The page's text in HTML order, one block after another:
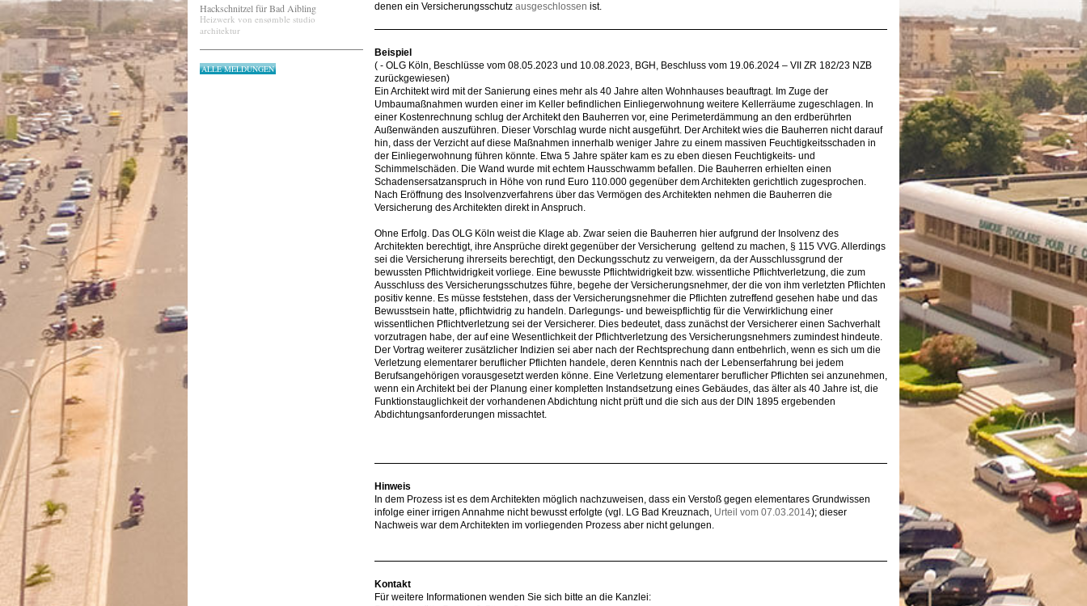
Hackschnitzel für Bad Aibling
Heizwerk von ensømble studio
architektur
ALLE MELDUNGEN
denen ein Versicherungsschutz ausgeschlossen ist.
Beispiel
( - OLG Köln, Beschlüsse vom 08.05.2023 und 10.08.2023, BGH, Beschluss vom 19.06.2024 – VII ZR 182/23 NZB
zurückgewiesen)
Ein Architekt wird mit der Sanierung eines mehr als 40 Jahre alten Wohnhauses beauftragt. Im Zuge der
Umbaumaßnahmen wurden einer im Keller befindlichen Einliegerwohnung weitere Kellerräume zugeschlagen. In
einer Kostenrechnung schlug der Architekt den Bauherren vor, eine Perimeterdämmung an den erdberührten
Außenwänden auszuführen. Dieser Vorschlag wurde nicht ausgeführt. Der Architekt wies die Bauherren nicht darauf
hin, dass der Verzicht auf diese Maßnahmen innerhalb weniger Jahre zu einem massiven Feuchtigkeitsschaden in
der Einliegerwohnung führen könnte. Etwa 5 Jahre später kam es zu eben diesen Feuchtigkeits- und
Schimmelschäden. Die Wand wurde mit echtem Hausschwamm befallen. Die Bauherren erhielten einen
Schadensersatzanspruch in Höhe von rund Euro 110.000 gegenüber dem Architekten gerichtlich zugesprochen.
Nach Eröffnung des Insolvenzverfahrens über das Vermögen des Architekten nehmen die Bauherren die
Versicherung des Architekten direkt in Anspruch.
Ohne Erfolg. Das OLG Köln weist die Klage ab. Zwar seien die Bauherren hier aufgrund der Insolvenz des
Architekten berechtigt, ihre Ansprüche direkt gegenüber der Versicherung geltend zu machen, § 115 VVG. Allerdings
sei die Versicherung ihrerseits berechtigt, den Deckungsschutz zu verweigern, da der Ausschlussgrund der
bewussten Pflichtwidrigkeit vorliege. Eine bewusste Pflichtwidrigkeit bzw. wissentliche Pflichtverletzung, die zum
Ausschluss des Versicherungsschutzes führe, begehe der Versicherungsnehmer, der die von ihm verletzten Pflichten
positiv kenne. Es müsse feststehen, dass der Versicherungsnehmer die Pflichten zutreffend gesehen habe und das
Bewusstsein hatte, pflichtwidrig zu handeln. Darlegungs- und beweispflichtig für die Verwirklichung einer
wissentlichen Pflichtverletzung sei der Versicherer. Dies bedeutet, dass zunächst der Versicherer einen Sachverhalt
vorzutragen habe, der auf eine Wesentlichkeit der Pflichtverletzung des Versicherungsnehmers zumindest hindeute.
Der Vortrag weiterer zusätzlicher Indizien sei aber nach der Rechtsprechung dann entbehrlich, wenn es sich um die
Verletzung elementarer beruflicher Pflichten handele, deren Kenntnis nach der Lebenserfahrung bei jedem
Berufsangehörigen vorausgesetzt werden könne. Eine Verletzung elementarer beruflicher Pflichten sei anzunehmen,
wenn ein Architekt bei der Planung einer kompletten Instandsetzung eines Gebäudes, das älter als 40 Jahre ist, die
Funktionstauglichkeit der vorhandenen Abdichtung nicht prüft und die sich aus der DIN 1895 ergebenden
Abdichtungsanforderungen missachtet.
Hinweis
In dem Prozess ist es dem Architekten möglich nachzuweisen, dass ein Verstoß gegen elementares Grundwissen
infolge einer irrigen Annahme nicht bewusst erfolgte (vgl. LG Bad Kreuznach, Urteil vom 07.03.2014); dieser
Nachweis war dem Architekten im vorliegenden Prozess aber nicht gelungen.
Kontakt
Für weitere Informationen wenden Sie sich bitte an die Kanzlei: